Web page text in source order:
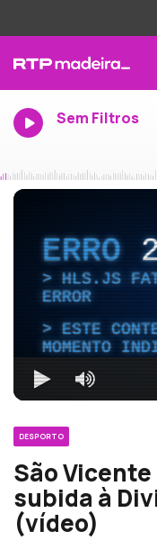
Sem Filtros
ERRO
HLS.JS
ERROR
ESTE
MOMENTO
DESPORTO
São
subida à
(vídeo)